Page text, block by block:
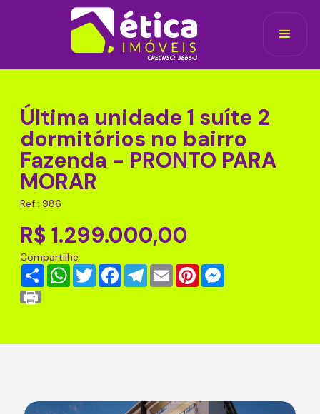
Última unidade 1 suíte 2
dormitórios no bairro
Fazenda - PRONTO PARA
MORAR
Ref.: 986
R$ 1.299.000,00
Compartilhe
Share WhatsApp
TwitterFacebookTelegram
Email Pinterest